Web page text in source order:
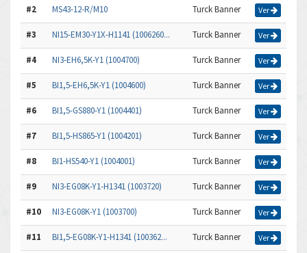
#2 MS43-12-R/M10 Turck Banner Ver
#3 NI15-EM30-Y1X-H1141 (1006260... Turck Banner Ver
#4 NI3-EH6,5K-Y1 (1004700) Turck Banner Ver
#5 BI1,5-EH6,5K-Y1 (1004600) Turck Banner Ver
#6 BI1,5-GS880-Y1 (1004401) Turck Banner Ver
#7 BI1,5-HS865-Y1 (1004201) Turck Banner Ver
#8 BI1-HS540-Y1 (1004001) Turck Banner Ver
#9 NI3-EG08K-Y1-H1341 (1003720) Turck Banner Ver
#10 NI3-EG08K-Y1 (1003700) Turck Banner Ver
#11 BI1,5-EG08K-Y1-H1341 (100362... Turck Banner Ver